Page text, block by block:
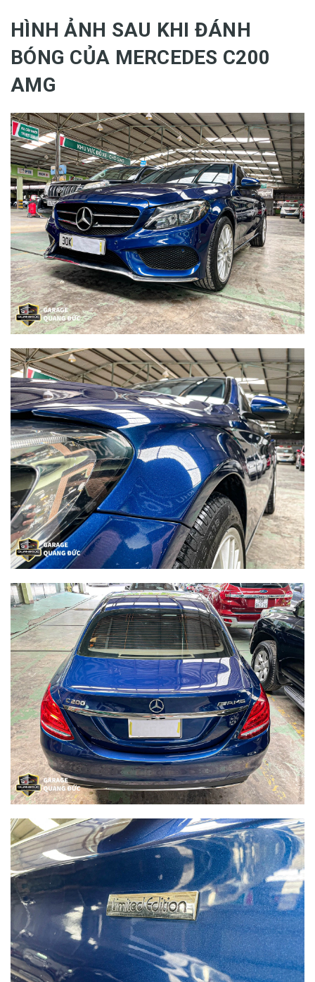
HÌNH ẢNH SAU KHI ĐÁNH
BÓNG CỦA MERCEDES C200
AMG